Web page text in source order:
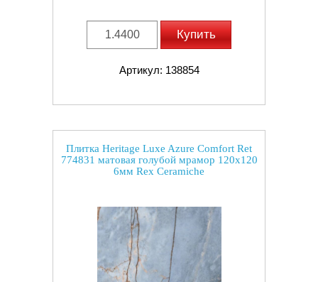
Купить
Артикул: 138854
Плитка Heritage Luxe Azure Comfort Ret
774831 матовая голубой мрамор 120x120
6мм Rex Ceramiche